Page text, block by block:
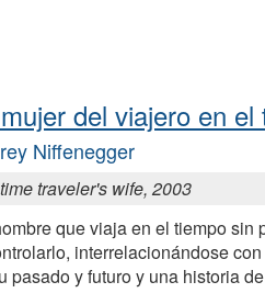
del viajero en el
Niffenegger
traveler's wife, 2003
que viaja en el tiempo sin
interrelacionándose
pasado y futuro y una historia